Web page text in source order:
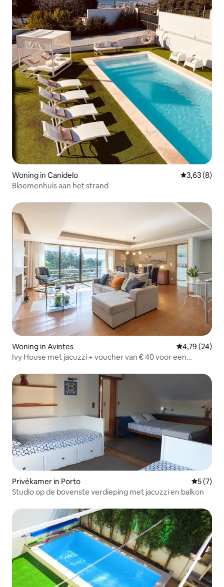
Woning in Canidelo
3,63 (8)
Bloemenhuis aan het strand
Woning in Avintes Gemiddelde
4,79 (24)
Ivy House met jacuzzi + voucher van € 40 voor een
Privékamer in Porto
5 (7)
Studio op de bovenste verdieping met jacuzzi en balkon